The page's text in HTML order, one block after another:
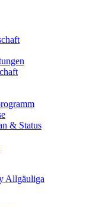
& Status
Allgäuliga